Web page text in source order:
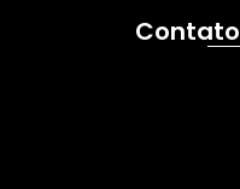
Contato